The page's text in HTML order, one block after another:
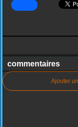
commentaires
Ajouter